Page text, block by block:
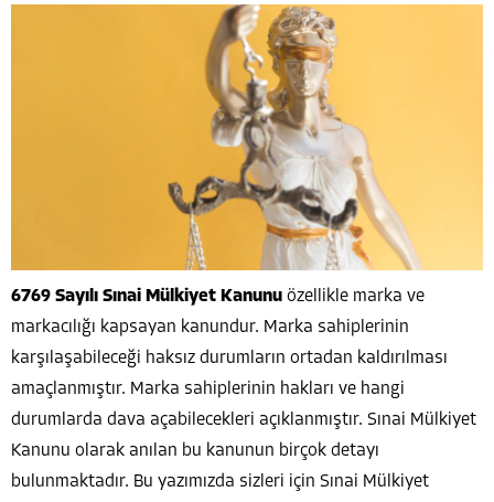
6769 Sayılı Sınai Mülkiyet Kanunu özellikle marka ve
markacılığı kapsayan kanundur. Marka sahiplerinin
karşılaşabileceği haksız durumların ortadan kaldırılması
amaçlanmıştır. Marka sahiplerinin hakları ve hangi
durumlarda dava açabilecekleri açıklanmıştır. Sınai Mülkiyet
Kanunu olarak anılan bu kanunun birçok detayı
bulunmaktadır. Bu yazımızda sizleri için Sınai Mülkiyet